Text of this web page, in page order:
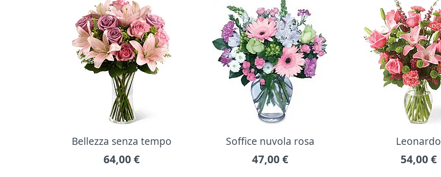
Bellezza senza tempo
64,00 €
Soffice nuvola rosa
47,00 €
Leonardo
54,00 €